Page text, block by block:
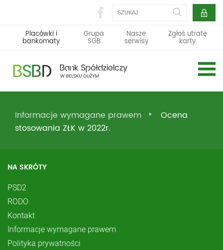
Szukaj
Placówki i
bankomaty
Grupa
SGB
Nasze
serwisy
Zgłoś utratę
karty
Informacje wymagane prawem
Ocena
stosowania ZŁK w 2022r.
NA SKRÓTY
PSD2
RODO
Kontakt
Informacje wymagane prawem
Polityka prywatności